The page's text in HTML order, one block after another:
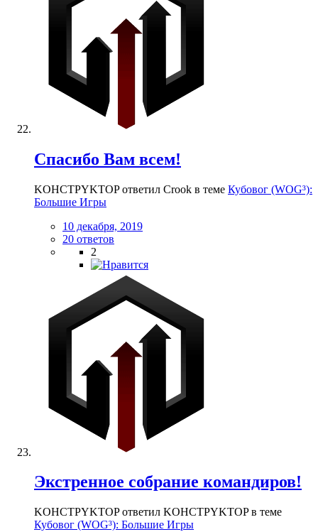
Спасибо Вам всем!
KOHCTPYKTOP ответил Crook в теме Кубовог (WOG³):
Большие Игры
10 декабря, 2019
20 ответов
2
Экстренное собрание командиров!
KOHCTPYKTOP ответил KOHCTPYKTOP в теме
Кубовог (WOG³): Большие Игры